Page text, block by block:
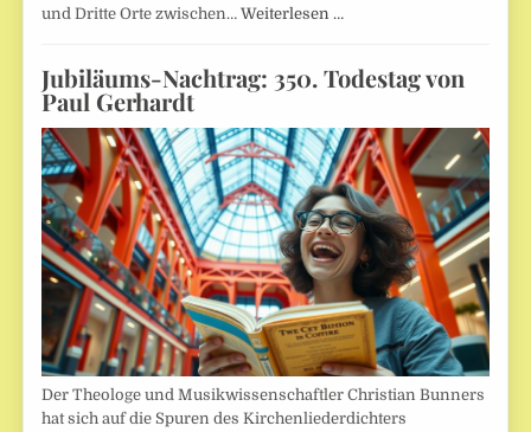
und Dritte Orte zwischen…Weiterlesen …
Jubiläums-Nachtrag: 350. Todestag von
Paul Gerhardt
Der Theologe und Musikwissenschaftler Christian Bunners
hat sich auf die Spuren des Kirchenliederdichters